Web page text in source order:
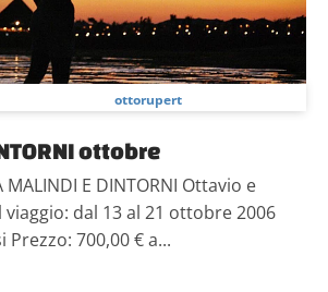
ottorupert
ottobre
MALINDI E DINTORNI Ottavio e
dal 13 al 21 ottobre 2006
700,00 € a...